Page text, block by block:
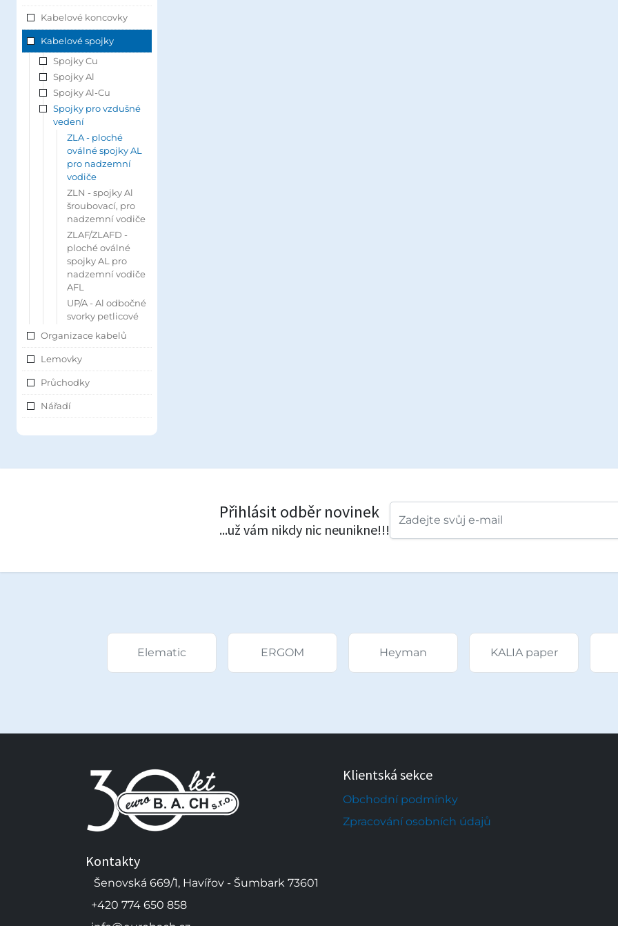
Kabelové koncovky
Kabelové spojky
Spojky Cu
Spojky Al
Spojky Al-Cu
Spojky pro vzdušné
vedení
ZLA - ploché
oválné spojky AL
pro nadzemní
vodiče
ZLN - spojky Al
šroubovací, pro
nadzemní vodiče
ZLAF/ZLAFD -
ploché oválné
spojky AL pro
nadzemní vodiče
AFL
UP/A - Al odbočné
svorky petlicové
Organizace kabelů
Lemovky
Průchodky
Nářadí
Přihlásit odběr novinek
...už vám nikdy nic neunikne!!!
Elematic ERGOM Heyman KALIA paper
Kontakty
Šenovská 669/1, Havířov - Šumbark 73601
+420 774 650 858
Klientská sekce
Obchodní podmínky
Zpracování osobních údajů